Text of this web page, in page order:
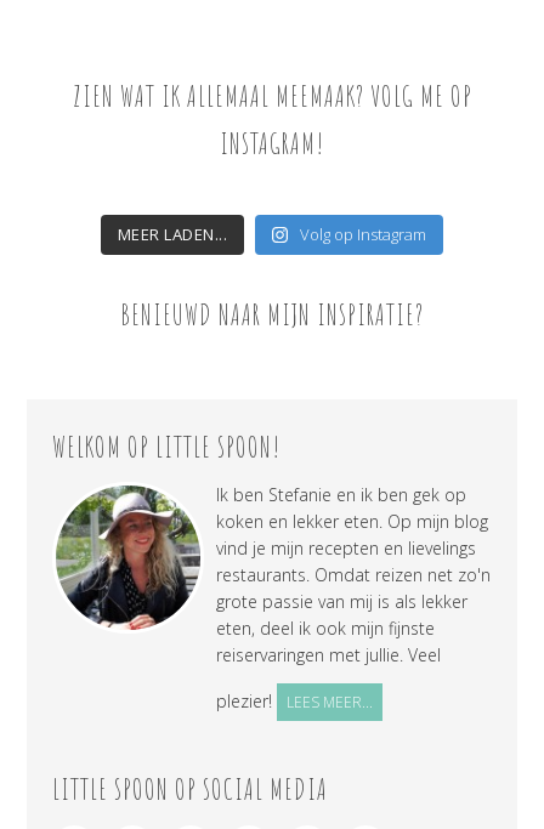
ZIEN WAT IK ALLEMAAL MEEMAAK? VOLG ME OP
INSTAGRAM!
MEER LADEN... Volg op Instagram
BENIEUWD NAAR MIJN INSPIRATIE?
WELKOM OP LITTLE SPOON!
Ik ben Stefanie en ik ben gek op
koken en lekker eten. Op mijn blog
vind je mijn recepten en lievelings
restaurants. Omdat reizen net zo'n
grote passie van mij is als lekker
eten, deel ik ook mijn fijnste
reiservaringen met jullie. Veel
plezier!
LEES MEER...
LITTLE SPOON OP SOCIAL MEDIA